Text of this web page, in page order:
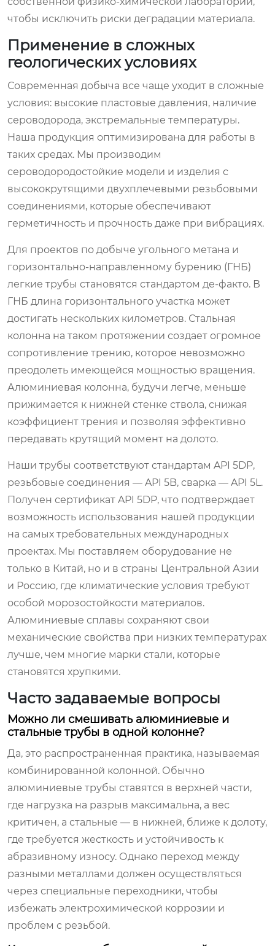
чтобы исключить риски деградации материала.
Применение в сложных
геологических условиях
Современная добыча все чаще уходит в сложные
условия: высокие пластовые давления, наличие
сероводорода, экстремальные температуры.
Наша продукция оптимизирована для работы в
таких средах. Мы производим
сероводородостойкие модели и изделия с
высококрутящими двухплечевыми резьбовыми
соединениями, которые обеспечивают
герметичность и прочность даже при вибрациях.
Для проектов по добыче угольного метана и
горизонтально-направленному бурению (ГНБ)
легкие трубы становятся стандартом де-факто. В
ГНБ длина горизонтального участка может
достигать нескольких километров. Стальная
колонна на таком протяжении создает огромное
сопротивление трению, которое невозможно
преодолеть имеющейся мощностью вращения.
Алюминиевая колонна, будучи легче, меньше
прижимается к нижней стенке ствола, снижая
коэффициент трения и позволяя эффективно
передавать крутящий момент на долото.
Наши трубы соответствуют стандартам API 5DP,
резьбовые соединения — API 5B, сварка — API 5L.
Получен сертификат API 5DP, что подтверждает
возможность использования нашей продукции
на самых требовательных международных
проектах. Мы поставляем оборудование не
только в Китай, но и в страны Центральной Азии
и Россию, где климатические условия требуют
особой морозостойкости материалов.
Алюминиевые сплавы сохраняют свои
механические свойства при низких температурах
лучше, чем многие марки стали, которые
становятся хрупкими.
Часто задаваемые вопросы
Можно ли смешивать алюминиевые и
стальные трубы в одной колонне?
Да, это распространенная практика, называемая
комбинированной колонной. Обычно
алюминиевые трубы ставятся в верхней части,
где нагрузка на разрыв максимальна, а вес
критичен, а стальные — в нижней, ближе к долоту,
где требуется жесткость и устойчивость к
абразивному износу. Однако переход между
разными металлами должен осуществляться
через специальные переходники, чтобы
избежать электрохимической коррозии и
проблем с резьбой.